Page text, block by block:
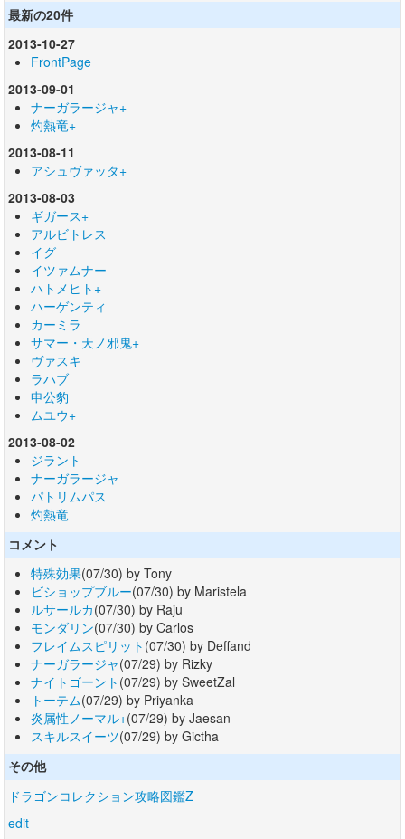
最新の20件
2013-10-27
FrontPage
2013-09-01
ナーガラージャ+
灼熱竜+
2013-08-11
アシュヴァッタ+
2013-08-03
ギガース+
アルビトレス
イグ
イツァムナー
ハトメヒト+
ハーゲンティ
カーミラ
サマー・天ノ邪鬼+
ヴァスキ
ラハブ
申公豹
ムユウ+
2013-08-02
ジラント
ナーガラージャ
パトリムパス
灼熱竜
コメント
特殊効果(07/30) by Tony
ビショップブルー(07/30) by Maristela
ルサールカ(07/30) by Raju
モンダリン(07/30) by Carlos
フレイムスピリット (07/30) by Deffand
ナーガラージャ(07/29) by Rizky
ナイトゴーント (07/29) by SweetZal
トーテム(07/29) by Priyanka
炎属性ノーマル+(07/29) by Jaesan
スキルスイーツ(07/29) by Gictha
その他
ドラゴンコレクション攻略図鑑Z
edit